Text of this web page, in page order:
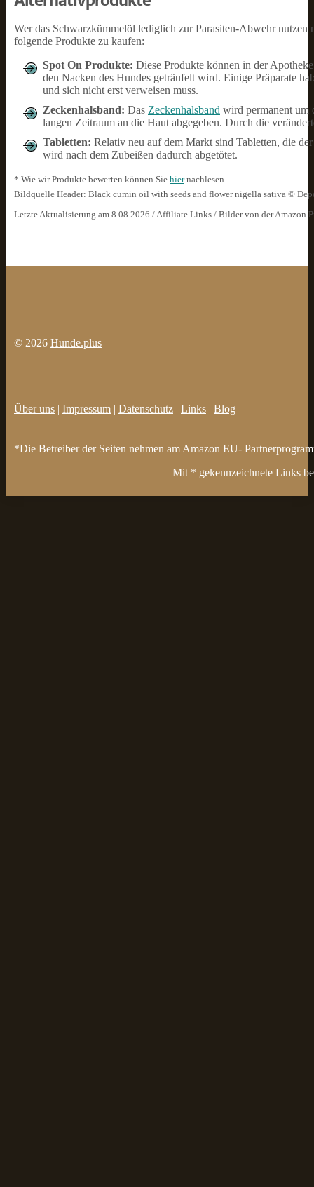
Wer das Schwarzkümmelöl lediglich zur Parasiten-Abwehr
folgende Produkte zu kaufen:
Spot On Produkte: Diese Produkte können in der
den Nacken des Hundes geträufelt wird. Einige Präparate
und sich nicht erst verweisen muss.
Zeckenhalsband: Das Zeckenhalsband wird permanent um
langen Zeitraum an die Haut abgegeben. Durch die
Tabletten: Relativ neu auf dem Markt sind Tabletten, die
wird nach dem Zubeißen dadurch abgetötet.
* Wie wir Produkte bewerten können Sie hiernachlesen.
Bildquelle Header: Black cumin oil with seeds and flower nigella sativa ©
Letzte Aktualisierung am 8.08.2026 / Affiliate Links / Bilder von der Amazon
© 2026 Hunde.plus
|
Über uns | Impressum | Datenschutz | Links | Blog
*Die Betreiber der Seiten nehmen am Amazon EU-
Mit * gekennzeichnete Links